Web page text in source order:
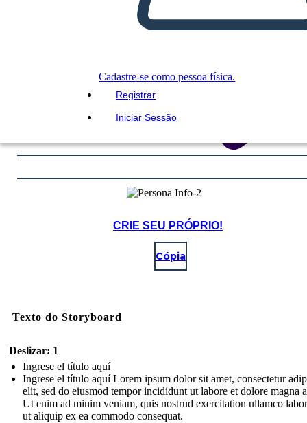
Cadastre-se como pessoa física.
Registrar
Iniciar Sessão
CRIE SEU PRÓPRIO!
Cópia
Texto do Storyboard
Deslizar: 1
Ingrese el título aquí
Ingrese el título aquí Lorem ipsum dolor sit amet, consectetur
elit, sed do eiusmod tempor incididunt ut labore et dolore magna
Ut enim ad minim veniam, quis nostrud exercitation ullamco
ut aliquip ex ea commodo consequat.